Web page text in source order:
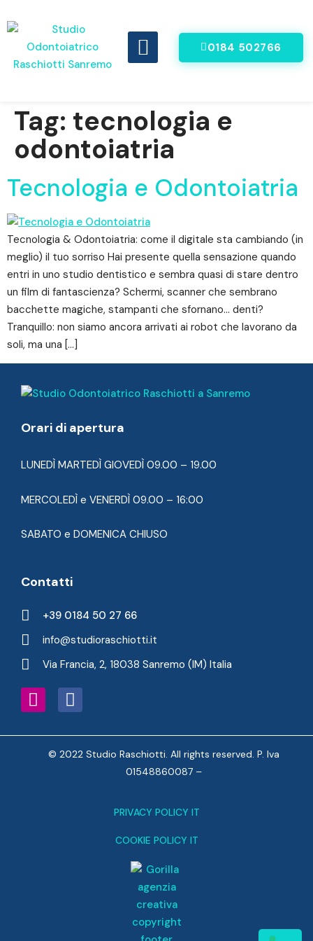
0184 502766
Tag: tecnologia e
odontoiatria
Tecnologia e Odontoiatria
Tecnologia & Odontoiatria: come il digitale sta cambiando (in
meglio) il tuo sorriso Hai presente quella sensazione quando
entri in uno studio dentistico e sembra quasi di stare dentro
un film di fantascienza? Schermi, scanner che sembrano
bacchette magiche, stampanti che sfornano… denti?
Tranquillo: non siamo ancora arrivati ai robot che lavorano da
soli, ma una […]
Orari di apertura
LUNEDÌ MARTEDÌ GIOVEDÌ 09.00 – 19.00
MERCOLEDÌ e VENERDÌ 09.00 – 16:00
SABATO e DOMENICA CHIUSO
Contatti
+39 0184 50 27 66
info@studioraschiotti.it
Via Francia, 2, 18038 Sanremo (IM) Italia
© 2022 Studio Raschiotti. All rights reserved. P. Iva
01548860087 –
PRIVACY POLICY IT
COOKIE POLICY IT